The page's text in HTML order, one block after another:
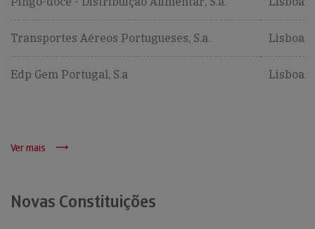
Transportes Aéreos Portugueses, S.a. Lisboa
Edp Gem Portugal, S.a Lisboa
Ver mais
Novas Constituições